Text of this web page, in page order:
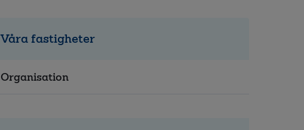
Våra fastigheter
Organisation